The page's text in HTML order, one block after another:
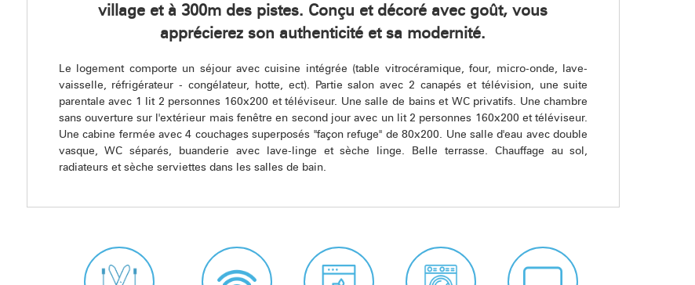
village et à 300m des pistes. Conçu et décoré avec goût, vous
apprécierez son authenticité et sa modernité.
Le logement comporte un séjour avec cuisine intégrée (table vitrocéramique, four, micro-onde, lave-
vaisselle, réfrigérateur - congélateur, hotte, ect). Partie salon avec 2 canapés et télévision, une suite
parentale avec 1 lit 2 personnes 160x200 et téléviseur. Une salle de bains et WC privatifs. Une chambre
sans ouverture sur l'extérieur mais fenêtre en second jour avec un lit 2 personnes 160x200 et téléviseur.
Une cabine fermée avec 4 couchages superposés "façon refuge" de 80x200. Une salle d'eau avec double
vasque, WC séparés, buanderie avec lave-linge et sèche linge. Belle terrasse. Chauffage au sol,
radiateurs et sèche serviettes dans les salles de bain.